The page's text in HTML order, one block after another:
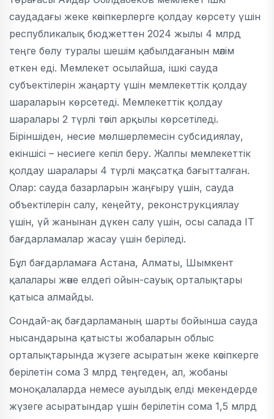
саудадағы жеке кәсіпкерлерге қолдау көрсету үшін
республикалық бюджеттен 2024 жылы 4 млрд
теңге бөлу туралы шешім қабылдағанын мәлім
еткен еді. Мемлекет осылайша, ішкі сауда
субъектілерін жаңарту үшін мемлекеттік қолдау
шараларын көрсетеді. Мемлекеттік қолдау
шаралары 2 түрлі тәсіл арқылы көрсетіледі.
Біріншіден, несие мөлшерлемесін субсидиялау,
екіншісі – несиеге кепіл беру. Жалпы мемлекеттік
қолдау шаралары 4 түрлі мақсатқа бағытталған.
Олар: сауда базарларын жаңғыру үшін, сауда
объектілерін салу, кеңейту, реконструкциялау
үшін, үй жанынан дүкен салу үшін, осы салада IT
бағдарламалар жасау үшін беріледі.
Бұл бағдарламаға Астана, Алматы, Шымкент
қалалары және елдегі ойын-сауық орталықтары
қатыса алмайды.
Сондай-ақ бағдарламаның шарты бойынша сауда
нысандарына қатысты жобаларын облыс
орталықтарында жүзеге асыратын жеке кәсіпкерге
берілетін сома 3 млрд теңгеден, ал, жобаны
моноқалаларда немесе ауылдық елді мекендерде
жүзеге асыратындар үшін берілетін сома 1,5 млрд